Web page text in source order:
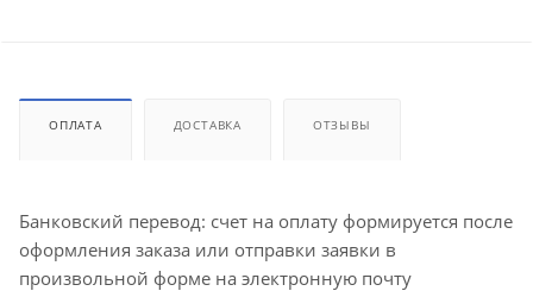
ОПЛАТА ДОСТАВКА ОТЗЫВЫ
Банковский перевод: счет на оплату формируется после
оформления заказа или отправки заявки в
произвольной форме на электронную почту